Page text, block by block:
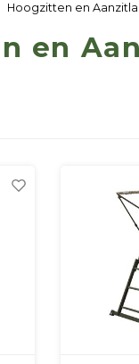
Hoogzitten en
en